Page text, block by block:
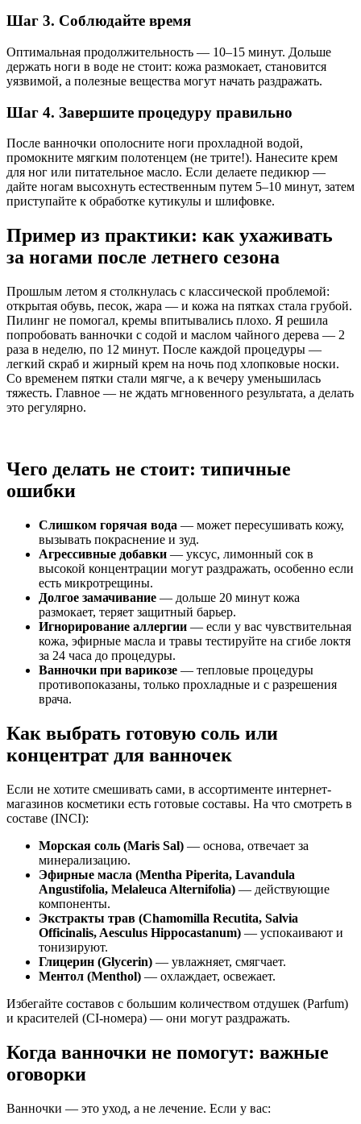
Шаг 3. Соблюдайте время
Оптимальная продолжительность — 10–15 минут. Дольше
держать ноги в воде не стоит: кожа размокает, становится
уязвимой, а полезные вещества могут начать раздражать.
Шаг 4. Завершите процедуру правильно
После ванночки ополосните ноги прохладной водой,
промокните мягким полотенцем (не трите!). Нанесите крем
для ног или питательное масло. Если делаете педикюр —
дайте ногам высохнуть естественным путем 5–10 минут, затем
приступайте к обработке кутикулы и шлифовке.
Пример из практики: как ухаживать
за ногами после летнего сезона
Прошлым летом я столкнулась с классической проблемой:
открытая обувь, песок, жара — и кожа на пятках стала грубой.
Пилинг не помогал, кремы впитывались плохо. Я решила
попробовать ванночки с содой и маслом чайного дерева — 2
раза в неделю, по 12 минут. После каждой процедуры —
легкий скраб и жирный крем на ночь под хлопковые носки.
Со временем пятки стали мягче, а к вечеру уменьшилась
тяжесть. Главное — не ждать мгновенного результата, а делать
это регулярно.
Чего делать не стоит: типичные
ошибки
Слишком горячая вода — может пересушивать кожу,
вызывать покраснение и зуд.
Агрессивные добавки — уксус, лимонный сок в
высокой концентрации могут раздражать, особенно если
есть микротрещины.
Долгое замачивание — дольше 20 минут кожа
размокает, теряет защитный барьер.
Игнорирование аллергии — если у вас чувствительная
кожа, эфирные масла и травы тестируйте на сгибе локтя
за 24 часа до процедуры.
Ванночки при варикозе — тепловые процедуры
противопоказаны, только прохладные и с разрешения
врача.
Как выбрать готовую соль или
концентрат для ванночек
Если не хотите смешивать сами, в ассортименте интернет-
магазинов косметики есть готовые составы. На что смотреть в
составе (INCI):
Морская соль (Maris Sal) — основа, отвечает за
минерализацию.
Эфирные масла (Mentha Piperita, Lavandula
Angustifolia, Melaleuca Alternifolia) — действующие
компоненты.
Экстракты трав (Chamomilla Recutita, Salvia
Officinalis, Aesculus Hippocastanum) — успокаивают и
тонизируют.
Глицерин (Glycerin) — увлажняет, смягчает.
Ментол (Menthol) — охлаждает, освежает.
Избегайте составов с большим количеством отдушек (Parfum)
и красителей (CI-номера) — они могут раздражать.
Когда ванночки не помогут: важные
оговорки
Ванночки — это уход, а не лечение. Если у вас: